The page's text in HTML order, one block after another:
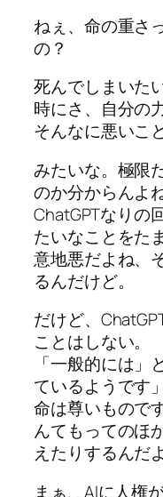
ねぇ、命の重さ
の？
死んでしまいた
時にさ、自分の
そんなに悪いこ
みたいな。極限
のか分からんよ
ChatGPTなりの
たいなことをた
意地悪だよね、
るんだけど。
だけど、
ことはしない。
「一般的には」
ているようです
命は尊いもので
んてもってのほ
えたりするんだ
まぁ、AIに人権